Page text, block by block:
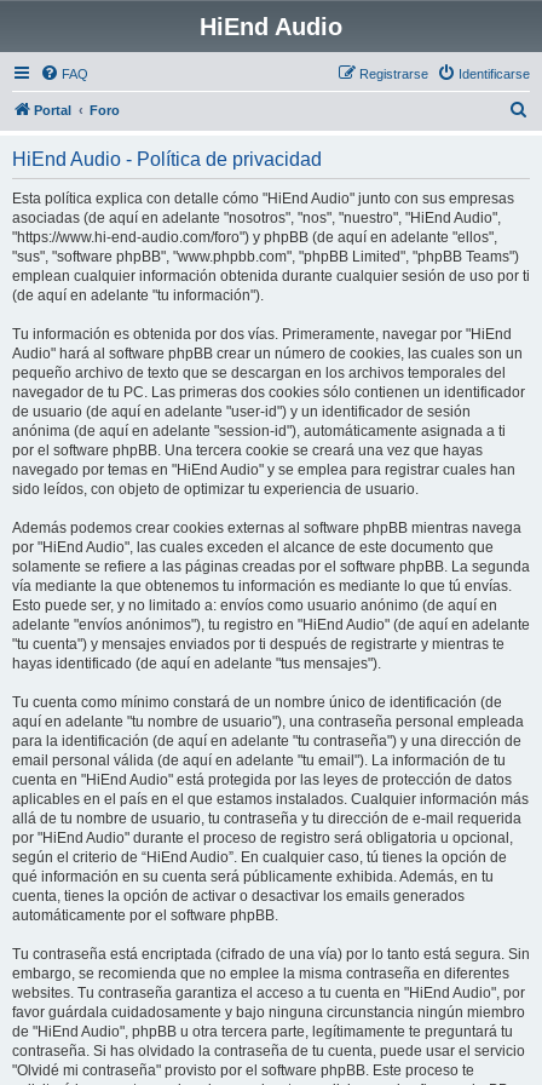
HiEnd Audio
FAQ Identificarse
Registrarse
Portal Foro
HiEnd Audio - Política de privacidad
Esta política explica con detalle cómo "HiEnd Audio" junto con sus empresas
asociadas (de aquí en adelante "nosotros", "nos", "nuestro", "HiEnd Audio",
"https://www.hi-end-audio.com/foro") y phpBB (de aquí en adelante "ellos",
"sus", "software phpBB", "www.phpbb.com", "phpBB Limited", "phpBB Teams")
emplean cualquier información obtenida durante cualquier sesión de uso por ti
(de aquí en adelante "tu información").
Tu información es obtenida por dos vías. Primeramente, navegar por "HiEnd
Audio" hará al software phpBB crear un número de cookies, las cuales son un
pequeño archivo de texto que se descargan en los archivos temporales del
navegador de tu PC. Las primeras dos cookies sólo contienen un identificador
de usuario (de aquí en adelante "user-id") y un identificador de sesión
anónima (de aquí en adelante "session-id"), automáticamente asignada a ti
por el software phpBB. Una tercera cookie se creará una vez que hayas
navegado por temas en "HiEnd Audio" y se emplea para registrar cuales han
sido leídos, con objeto de optimizar tu experiencia de usuario.
Además podemos crear cookies externas al software phpBB mientras navega
por "HiEnd Audio", las cuales exceden el alcance de este documento que
solamente se refiere a las páginas creadas por el software phpBB. La segunda
vía mediante la que obtenemos tu información es mediante lo que tú envías.
Esto puede ser, y no limitado a: envíos como usuario anónimo (de aquí en
adelante "envíos anónimos"), tu registro en "HiEnd Audio" (de aquí en adelante
"tu cuenta") y mensajes enviados por ti después de registrarte y mientras te
hayas identificado (de aquí en adelante "tus mensajes").
Tu cuenta como mínimo constará de un nombre único de identificación (de
aquí en adelante "tu nombre de usuario"), una contraseña personal empleada
para la identificación (de aquí en adelante "tu contraseña") y una dirección de
email personal válida (de aquí en adelante "tu email"). La información de tu
cuenta en "HiEnd Audio" está protegida por las leyes de protección de datos
aplicables en el país en el que estamos instalados. Cualquier información más
allá de tu nombre de usuario, tu contraseña y tu dirección de e-mail requerida
por "HiEnd Audio" durante el proceso de registro será obligatoria u opcional,
según el criterio de “HiEnd Audio”. En cualquier caso, tú tienes la opción de
qué información en su cuenta será públicamente exhibida. Además, en tu
cuenta, tienes la opción de activar o desactivar los emails generados
automáticamente por el software phpBB.
Tu contraseña está encriptada (cifrado de una vía) por lo tanto está segura. Sin
embargo, se recomienda que no emplee la misma contraseña en diferentes
websites. Tu contraseña garantiza el acceso a tu cuenta en "HiEnd Audio", por
favor guárdala cuidadosamente y bajo ninguna circunstancia ningún miembro
de "HiEnd Audio", phpBB u otra tercera parte, legítimamente te preguntará tu
contraseña. Si has olvidado la contraseña de tu cuenta, puede usar el servicio
"Olvidé mi contraseña" provisto por el software phpBB. Este proceso te